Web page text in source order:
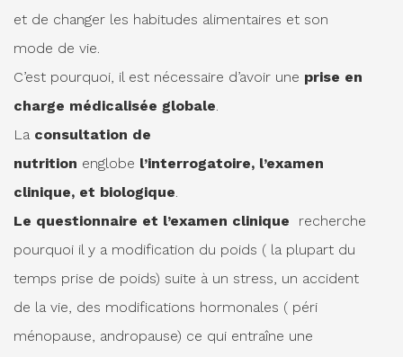
et de changer les habitudes alimentaires et son
mode de vie.
C’est pourquoi, il est nécessaire d’avoir une prise en
charge médicalisée globale.
La consultation de
nutrition englobe l’interrogatoire, l’examen
clinique, et biologique.
Le questionnaire et l’examen clinique recherche
pourquoi il y a modification du poids ( la plupart du
temps prise de poids) suite à un stress, un accident
de la vie, des modifications hormonales ( péri
ménopause, andropause) ce qui entraîne une